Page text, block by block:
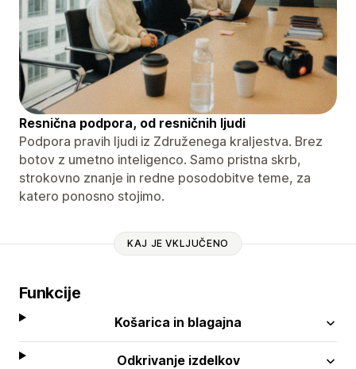
Resnična podpora, od resničnih ljudi
Podpora pravih ljudi iz Združenega kraljestva. Brez
botov z umetno inteligenco. Samo pristna skrb,
strokovno znanje in redne posodobitve teme, za
katero ponosno stojimo.
KAJ JE VKLJUČENO
Funkcije
Košarica in blagajna
Odkrivanje izdelkov